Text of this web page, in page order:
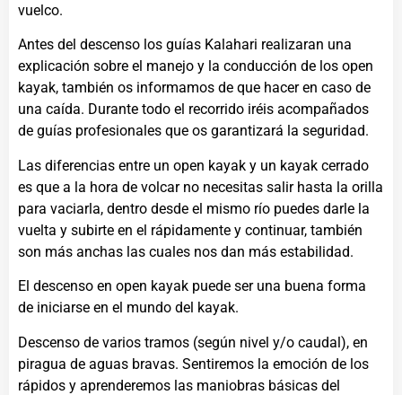
vuelco.
Antes del descenso los guías Kalahari realizaran una
explicación sobre el manejo y la conducción de los open
kayak, también os informamos de que hacer en caso de
una caída. Durante todo el recorrido iréis acompañados
de guías profesionales que os garantizará la seguridad.
Las diferencias entre un open kayak y un kayak cerrado
es que a la hora de volcar no necesitas salir hasta la orilla
para vaciarla, dentro desde el mismo río puedes darle la
vuelta y subirte en el rápidamente y continuar, también
son más anchas las cuales nos dan más estabilidad.
El descenso en open kayak puede ser una buena forma
de iniciarse en el mundo del kayak.
Descenso de varios tramos (según nivel y/o caudal), en
piragua de aguas bravas. Sentiremos la emoción de los
rápidos y aprenderemos las maniobras básicas del